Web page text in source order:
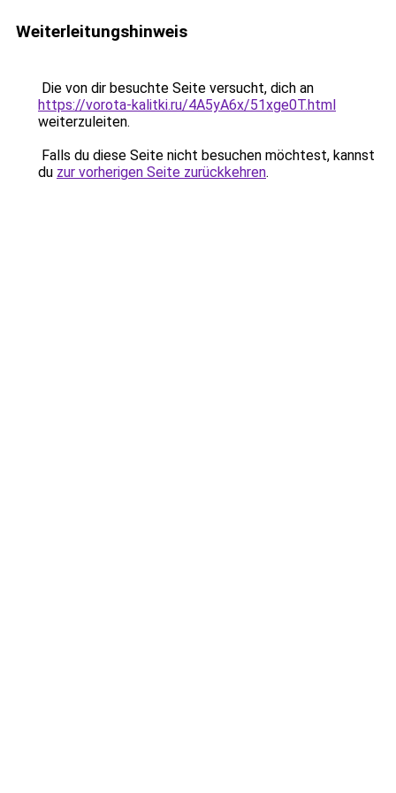
Weiterleitungshinweis
Die von dir besuchte Seite versucht, dich an
https://vorota-kalitki.ru/4A5yA6x/51xge0T.html
weiterzuleiten.
Falls du diese Seite nicht besuchen möchtest, kannst
du zur vorherigen Seite zurückkehren.